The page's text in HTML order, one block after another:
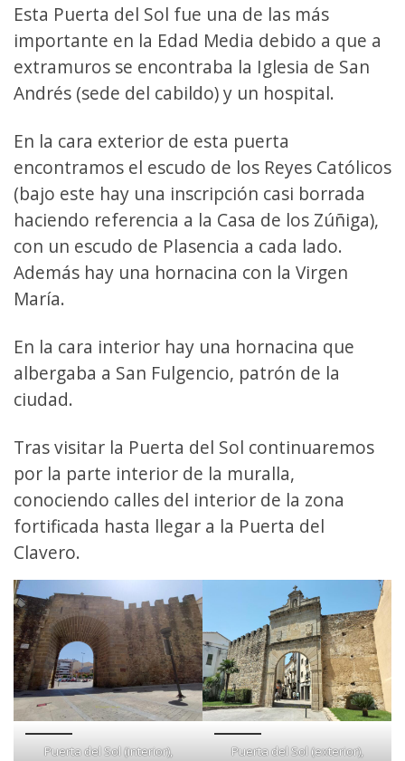
Esta Puerta del Sol fue una de las más
importante en la Edad Media debido a que a
extramuros se encontraba la Iglesia de San
Andrés (sede del cabildo) y un hospital.
En la cara exterior de esta puerta
encontramos el escudo de los Reyes Católicos
(bajo este hay una inscripción casi borrada
haciendo referencia a la Casa de los Zúñiga),
con un escudo de Plasencia a cada lado.
Además hay una hornacina con la Virgen
María.
En la cara interior hay una hornacina que
albergaba a San Fulgencio, patrón de la
ciudad.
Tras visitar la Puerta del Sol continuaremos
por la parte interior de la muralla,
conociendo calles del interior de la zona
fortificada hasta llegar a la Puerta del
Clavero.
Puerta del Sol (interior),
Puerta del Sol (exterior),